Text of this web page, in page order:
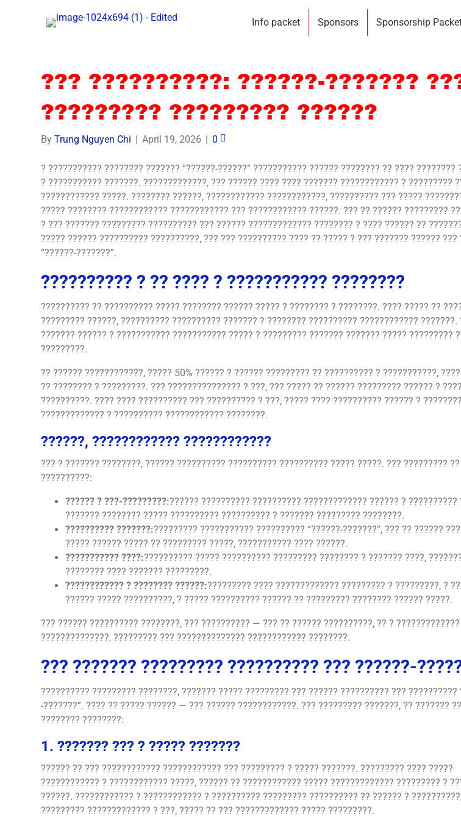
Info packet Sponsors Sponsorship
??? ??????????: ??????-???????
????????? ????????? ??????
ByTrung Nguyen Chi | April 19, 2026 | 0
? ??????????? ???????? ??????? “??????-??????” ??????????? ?????? ???????? ?? ???? ????????
? ??????????? ???????. ?????????????, ??? ?????? ???? ???? ??????? ???????????? ? ?????????
???????????? ?????. ???????? ??????, ???????????? ????????????, ?????????? ??? ?????
????? ???????? ???????????? ???????????? ??? ???????????? ??????. ??? ?? ?????? ?????????
? ??? ??????? ????????? ?????????? ??? ?????? ????????????? ???????? ? ???? ?????? ??
????? ?????? ?????????? ??????????, ??? ??? ?????????? ???? ?? ????? ? ??? ??????? ?????? ???
“??????-???????”.
?????????? ? ?? ???? ? ??????????? ????????
?????????? ?? ?????????? ????? ???????? ?????? ????? ? ???????? ? ????????. ???? ????? ??
????????? ??????, ?????????? ?????????? ??????? ? ???????? ?????????? ???????????? ???????.
??????? ?????? ? ??????????? ??????????? ????? ? ????????? ??????? ??????? ????? ?????????
?????????.
?? ?????? ????????????, ????? 50% ?????? ? ?????? ????????? ?? ?????????? ? ???????????,
?? ???????? ? ?????????. ??? ??????????????? ? ???, ??? ????? ?? ?????? ????????? ?????? ?
??????????. ???? ???? ?????????? ??? ?????????? ? ???, ????? ???? ?????????? ?????? ?
????????????? ? ?????????? ???????????? ????????.
??????, ???????????? ????????????
??? ? ??????? ????????, ?????? ?????????? ?????????? ?????????? ????? ?????. ??? ?????????
??????????:
?????? ? ???-?????????:?????? ?????????? ?????????? ????????????? ?????? ? ??????????
??????? ???????? ????? ?????????? ?????????? ? ??????? ????????? ????????.
?????????? ???????:????????? ??????????? ?????????? “??????-???????”, ??? ?? ??????
????? ?????? ????? ?? ????????? ?????, ??????????? ???? ??????.
??????????? ????:?????????? ????? ?????????? ????????? ???????? ? ??????? ????,
???????? ???? ??????? ?????????.
???????????? ? ???????? ??????:????????? ???? ????????????? ????????? ? ?????????, ?
?????? ????? ??????????, ? ????? ?????????? ?????? ?? ????????? ???????? ?????? ?????.
??? ?????? ?????????? ????????, ??? ?????????? — ??? ?? ?????? ??????????, ?? ? ?????????????
??????????????, ????????? ??? ?????????????? ???????????? ????????.
??? ??????? ????????? ?????????? ??? ??????-
?????????? ????????? ????????, ??????? ????? ????????? ??? ?????? ?????????? ??? ??????????
-???????”. ???? ?? ????? ?????? — ??? ?????? ????????????. ??? ????????? ???????, ?? ???????
???????? ????????:
1. ??????? ??? ? ????? ???????
?????? ?? ??? ???????????? ???????????? ??? ????????? ? ????? ???????. ????????? ???? ?????
???????????? ? ???????????? ?????, ?????? ?? ???????????? ????? ????????????? ????????? ?
??????. ???????????? ? ???????????? ? ?????????? ????????? ?????????? ?? ?????? ?
????????? ????????????? ? ???, ????? ?? ??? ????????????? ????? ?????????.